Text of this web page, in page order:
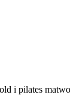
i pilates